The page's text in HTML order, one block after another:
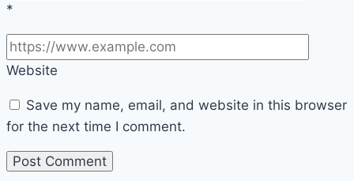
*
Website
Save my name, email, and website in this browser
for the next time I comment.